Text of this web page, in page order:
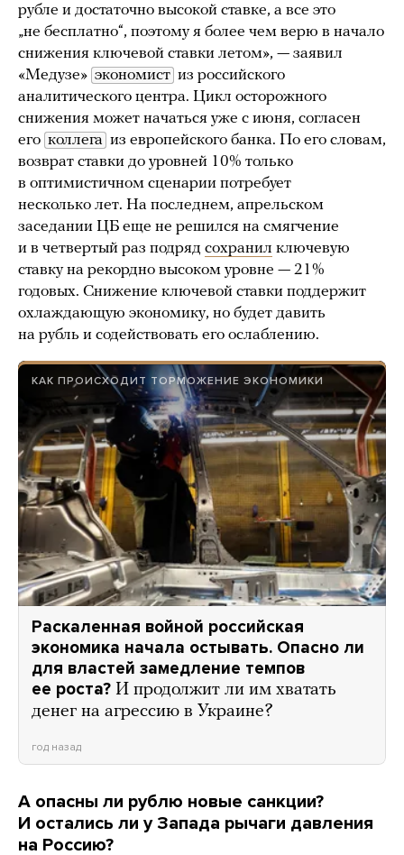
рубле и достаточно высокой ставке, а все это
„не бесплатно“, поэтому я более чем верю в начало
снижения ключевой ставки летом», — заявил
«Медузе» экономист из российского
аналитического центра. Цикл осторожного
снижения может начаться уже с июня, согласен
его коллега из европейского банка. По его словам,
возврат ставки до уровней 10% только
в оптимистичном сценарии потребует
несколько лет. На последнем, апрельском
заседании ЦБ еще не решился на смягчение
и в четвертый раз подряд сохранил ключевую
ставку на рекордно высоком уровне — 21%
годовых. Снижение ключевой ставки поддержит
охлаждающую экономику, но будет давить
на рубль и содействовать его ослаблению.
КАК ПРОИСХОДИТ ТОРМОЖЕНИЕ ЭКОНОМИКИ
Раскаленная войной российская
экономика начала остывать. Опасно ли
для властей замедление темпов
ее роста? И продолжит ли им хватать
денег на агрессию в Украине?
год назад
А опасны ли рублю новые санкции?
И остались ли у Запада рычаги давления
на Россию?